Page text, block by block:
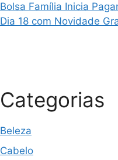
Bolsa Família Inicia
Dia 18 com Novidade
Categorias
Beleza
Cabelo